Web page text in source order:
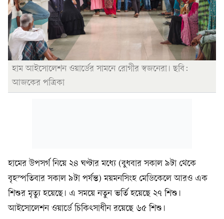
হাম আইসোলেশন ওয়ার্ডের সামনে রোগীর স্বজনেরা। ছবি:
আজকের পত্রিকা
হামের উপসর্গ নিয়ে ২৪ ঘণ্টার মধ্যে (বুধবার সকাল ৯টা থেকে
বৃহস্পতিবার সকাল ৯টা পর্যন্ত) ময়মনসিংহ মেডিকেলে আরও এক
শিশুর মৃত্যু হয়েছে। এ সময়ে নতুন ভর্তি হয়েছে ২৭ শিশু।
আইসোলেশন ওয়ার্ডে চিকিৎসাধীন রয়েছে ৬৫ শিশু।